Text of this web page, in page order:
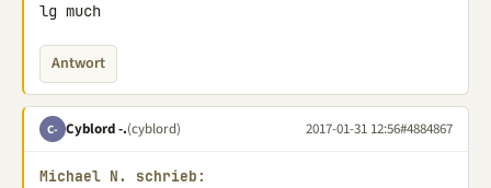
lg much
Antwort
C- Cyblord -.(cyblord) 2017-01-31 12:56#4884867
Michael N. schrieb: